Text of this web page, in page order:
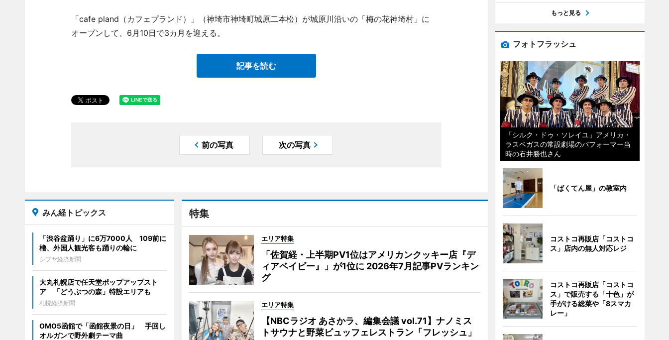
「cafe pland（カフェプランド）」（神埼市神埼町城原二本松）が城原川沿いの「梅の花神埼村」に
オープンして、6月10日で3カ月を迎える。
記事を読む
前の写真 次の写真
特集
エリア特集
「佐賀経・上半期PV1位はアメリカンクッキー店『デ
ィアベイビー』」が1位に 2026年7月記事PVランキン
グ
エリア特集
【NBCラジオ あさかラ、編集会議 vol.71】ナノミス
トサウナと野菜ビュッフェレストラン「フレッシュ」
みん経トピックス
「渋谷盆踊り」に6万7000人 109前に
櫓、外国人観光客も踊りの輪に
シブヤ経済新聞
大丸札幌店で任天堂ポップアップスト
ア 「どうぶつの森」特設エリアも
札幌経済新聞
OMO5函館で「函館夜景の日」 手回し
オルガンで野外劇テーマ曲
もっと見る
フォトフラッシュ
「シルク・ドゥ・ソレイユ」アメリカ・
ラスベガスの常設劇場のパフォーマー当
時の石井勝也さん
「ばくてん屋」の教室内
コストコ再販店「コストコ
ス」店内の無人対応レジ
コストコ再販店「コストコ
ス」で販売する「十色」が
手がける総菜や「8スマカ
レー」